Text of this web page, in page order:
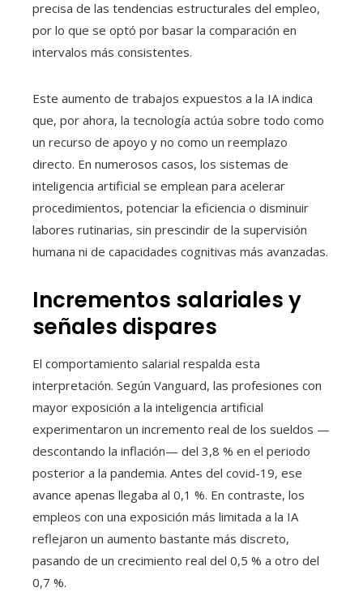
precisa de las tendencias estructurales del empleo,
por lo que se optó por basar la comparación en
intervalos más consistentes.
Este aumento de trabajos expuestos a la IA indica
que, por ahora, la tecnología actúa sobre todo como
un recurso de apoyo y no como un reemplazo
directo. En numerosos casos, los sistemas de
inteligencia artificial se emplean para acelerar
procedimientos, potenciar la eficiencia o disminuir
labores rutinarias, sin prescindir de la supervisión
humana ni de capacidades cognitivas más avanzadas.
Incrementos salariales y
señales dispares
El comportamiento salarial respalda esta
interpretación. Según Vanguard, las profesiones con
mayor exposición a la inteligencia artificial
experimentaron un incremento real de los sueldos —
descontando la inflación— del 3,8 % en el periodo
posterior a la pandemia. Antes del covid-19, ese
avance apenas llegaba al 0,1 %. En contraste, los
empleos con una exposición más limitada a la IA
reflejaron un aumento bastante más discreto,
pasando de un crecimiento real del 0,5 % a otro del
0,7 %.